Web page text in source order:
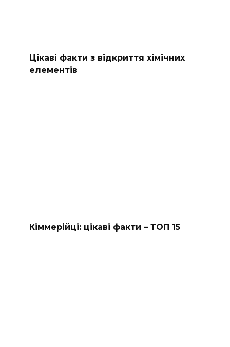
Цікаві факти з відкриття хімічних
елементів
Кіммерійці: цікаві факти – ТОП 15